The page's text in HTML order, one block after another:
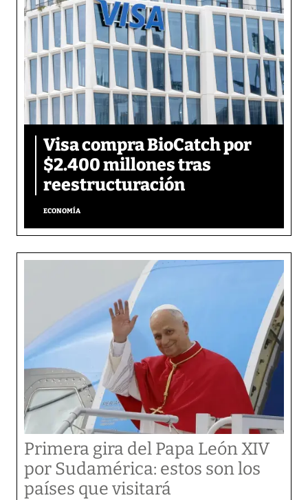
Visa compra BioCatch por
$2.400 millones tras
reestructuración
ECONOMÍA
Primera gira del Papa León XIV
por Sudamérica: estos son los
países que visitará